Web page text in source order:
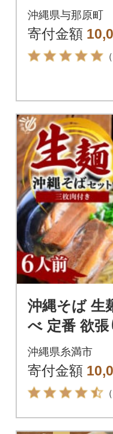
ば&島唐辛子
6人前(各種2
沖縄県与那原町
寄付金額
（
沖縄そば 生
べ 定番 欲張
セット(三枚
【伝統の味
沖縄県糸満市
寄付金額